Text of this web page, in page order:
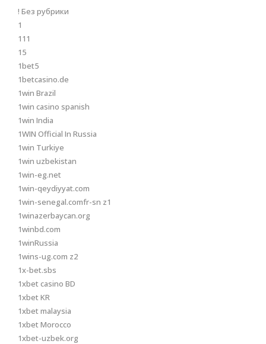
! Без рубрики
1
111
15
1bet5
1betcasino.de
1win Brazil
1win casino spanish
1win India
1WIN Official In Russia
1win Turkiye
1win uzbekistan
1win-eg.net
1win-qeydiyyat.com
1win-senegal.comfr-sn z1
1winazerbaycan.org
1winbd.com
1winRussia
1wins-ug.com z2
1x-bet.sbs
1xbet casino BD
1xbet KR
1xbet malaysia
1xbet Morocco
1xbet-uzbek.org